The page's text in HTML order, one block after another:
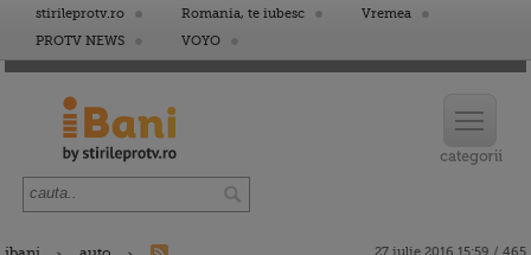
stirileprotv.ro Romania, te iubesc
Vremea
PROTV NEWS
VOYO